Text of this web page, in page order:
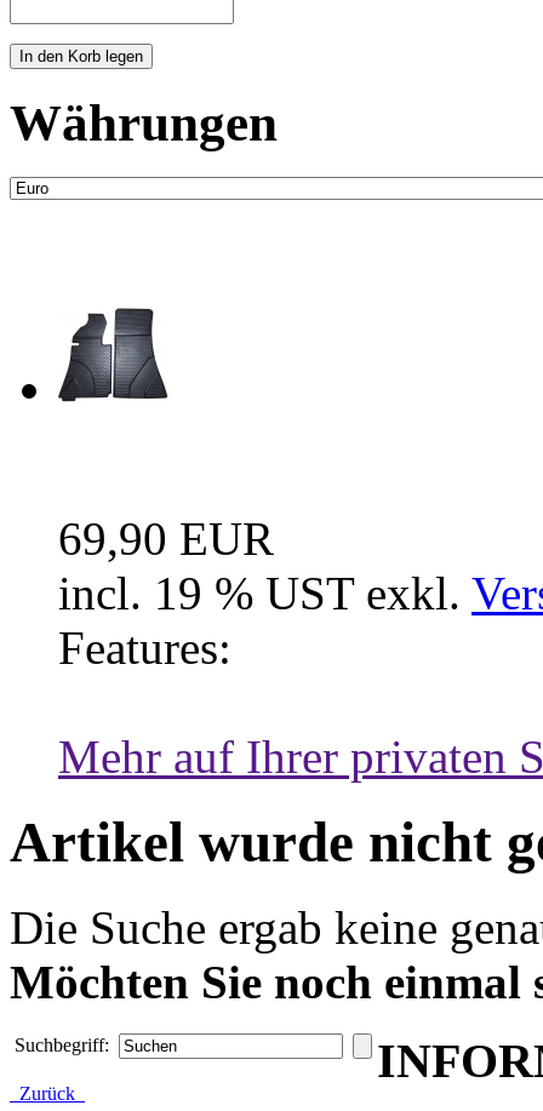
Währungen
69,90 EUR
incl. 19 % UST exkl.
Features:
Mehr auf Ihrer privaten
Artikel wurde nicht
Die Suche ergab keine
Möchten Sie noch einmal
Suchbegriff:
Zurück